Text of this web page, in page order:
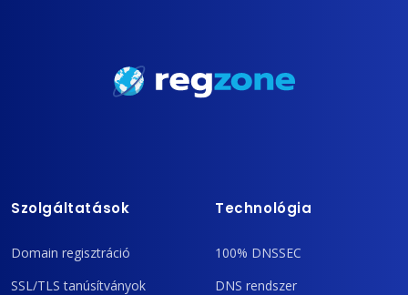
Szolgáltatások
Domain regisztráció
SSL/TLS tanúsítványok
Technológia
100% DNSSEC
DNS rendszer